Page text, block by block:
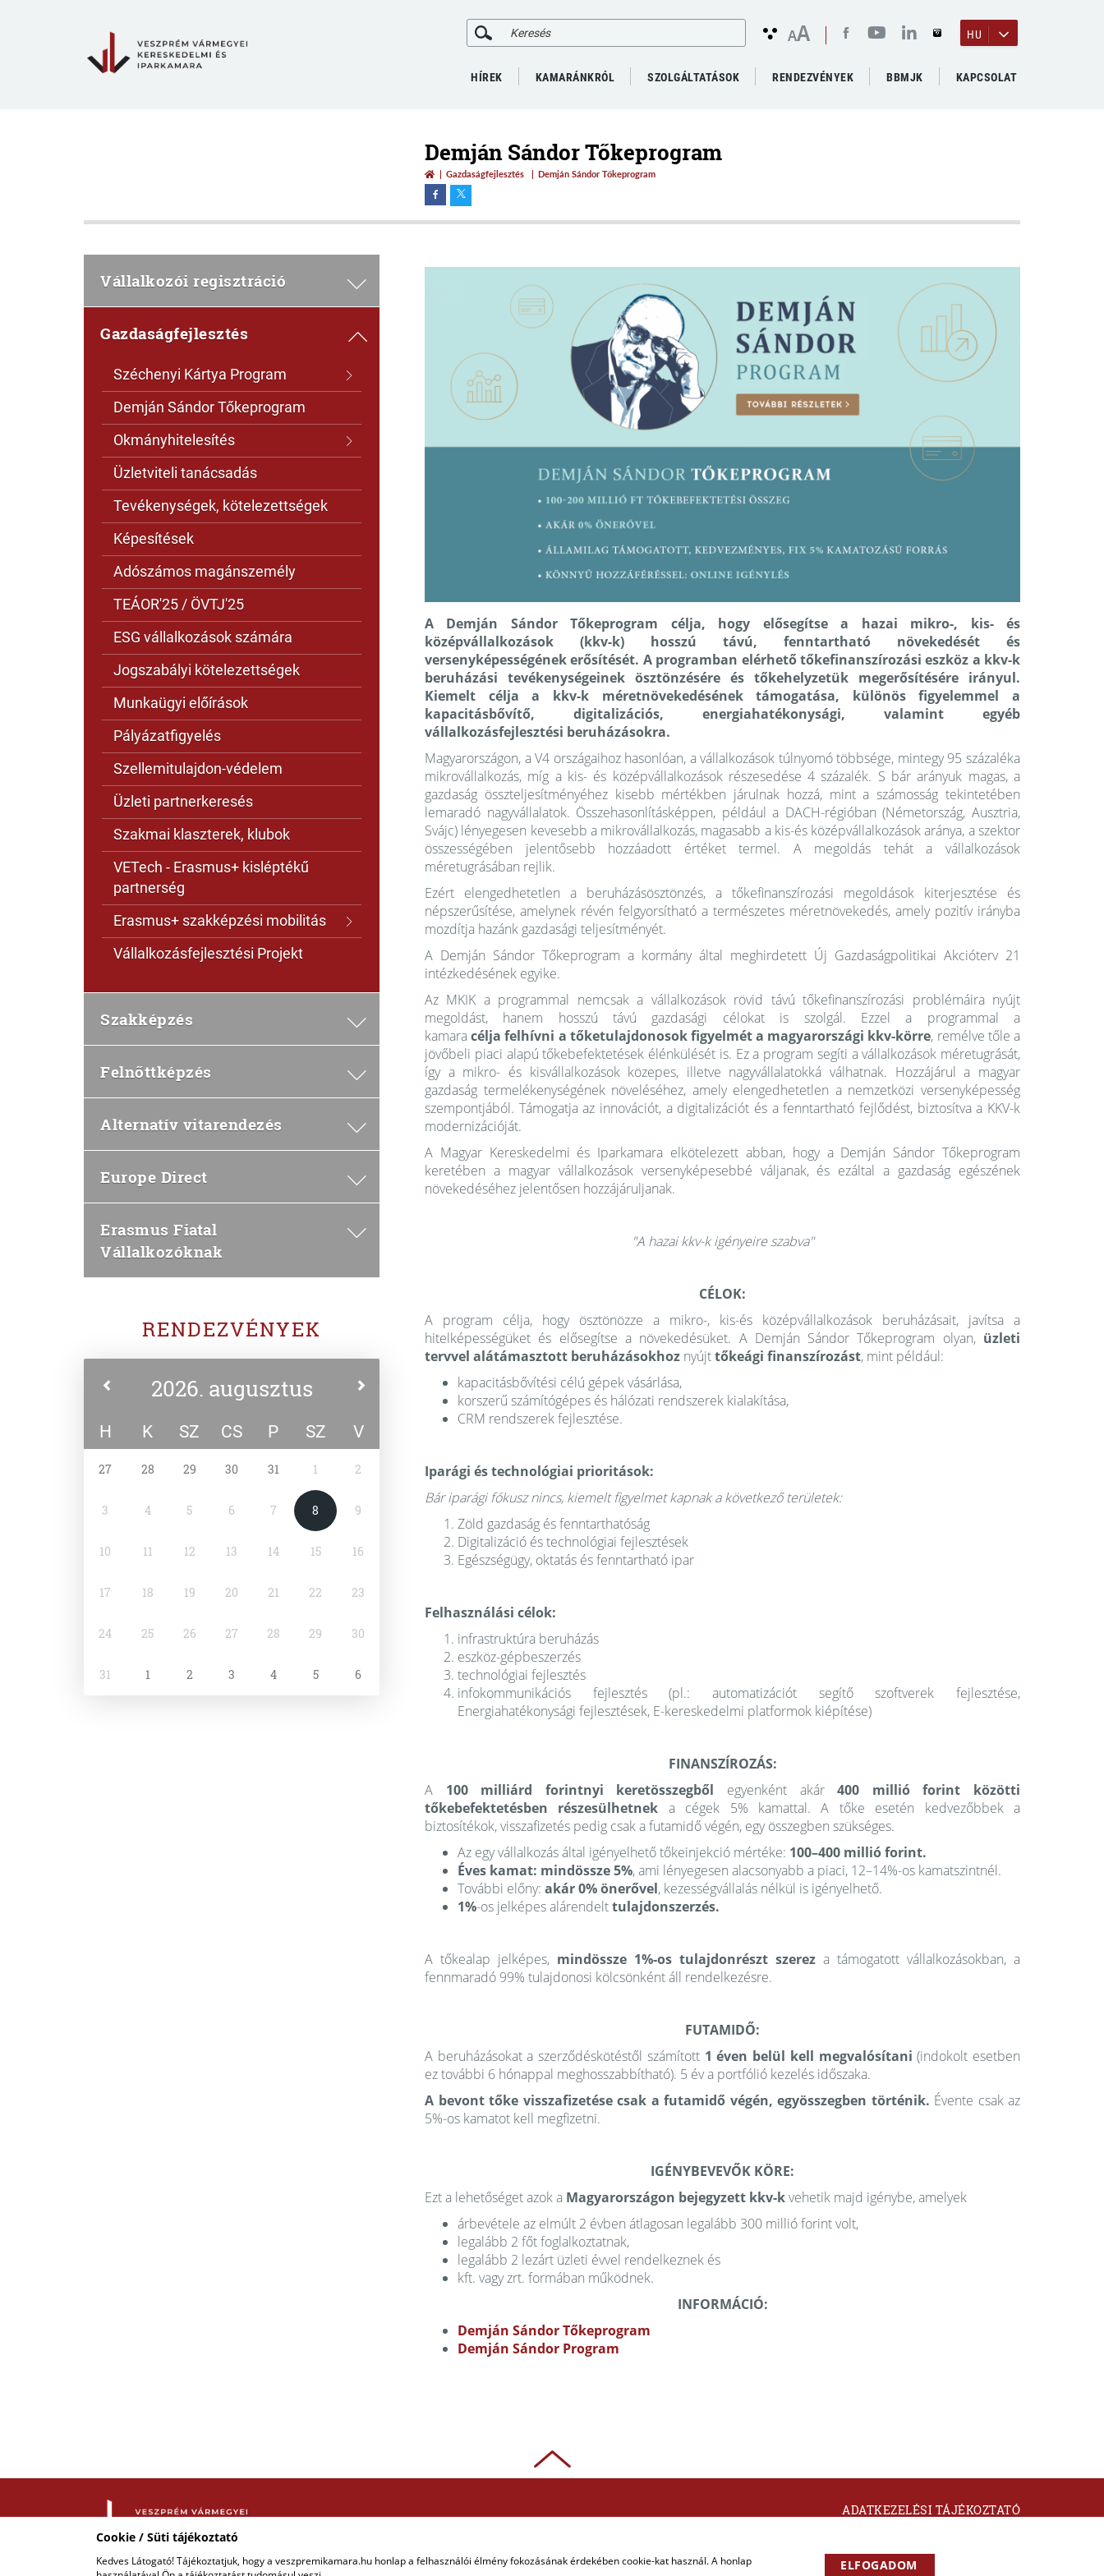
Cookie / Süti tájékoztató
Kedves Látogató! Tájékoztatjuk, hogy a veszpremikamara.hu honlap a felhasználói élmény fokozásának érdekében cookie-kat használ. A honlap
ELFOGADOM
AA HU
HÍREK KAMARÁNKRÓL SZOLGÁLTATÁSOK RENDEZVÉNYEK BBMJK KAPCSOLAT
Demján Sándor Tőkeprogram
Gazdaságfejlesztés Demján Sándor Tőkeprogram
Vállalkozói regisztráció
Gazdaságfejlesztés
Széchenyi Kártya Program
Demján Sándor Tőkeprogram
Okmányhitelesítés
Üzletviteli tanácsadás
Tevékenységek, kötelezettségek
Képesítések
Adószámos magánszemély
TEÁOR'25 / ÖVTJ'25
ESG vállalkozások számára
Jogszabályi kötelezettségek
Munkaügyi előírások
Pályázatfigyelés
Szellemitulajdon-védelem
Üzleti partnerkeresés
Szakmai klaszterek, klubok
VETech - Erasmus+ kisléptékű
partnerség
Erasmus+ szakképzési mobilitás
Vállalkozásfejlesztési Projekt
Szakképzés
Felnőttképzés
Alternatív vitarendezés
Europe Direct
Erasmus Fiatal
Vállalkozóknak
RENDEZVÉNYEK
2026. augusztus
H K SZ CS P SZ V
27 28 29 30 31 1 2
3 4 5 6 7 8 9
10 11 12 13 14 15 16
17 18 19 20 21 22 23
24 25 26 27 28 29 30
31 1 2 3 4 5 6
A Demján Sándor Tőkeprogram célja, hogy elősegítse a hazai mikro-, kis- és
középvállalkozások (kkv-k) hosszú távú, fenntartható növekedését és
versenyképességének erősítését. A programban elérhető tőkefinanszírozási eszköz a kkv-k
beruházási tevékenységeinek ösztönzésére és tőkehelyzetük megerősítésére irányul.
Kiemelt célja a kkv-k méretnövekedésének támogatása, különös figyelemmel a
kapacitásbővítő, digitalizációs, energiahatékonysági, valamint egyéb
vállalkozásfejlesztési beruházásokra.
Magyarországon, a V4 országaihoz hasonlóan, a vállalkozások túlnyomó többsége, mintegy 95 százaléka
mikrovállalkozás, míg a kis- és középvállalkozások részesedése 4 százalék. S bár arányuk magas, a
gazdaság összteljesítményéhez kisebb mértékben járulnak hozzá, mint a számosság tekintetében
lemaradó nagyvállalatok. Összehasonlításképpen, például a DACH-régióban (Németország, Ausztria,
Svájc) lényegesen kevesebb a mikrovállalkozás, magasabb a kis-és középvállalkozások aránya, a szektor
összességében jelentősebb hozzáadott értéket termel. A megoldás tehát a vállalkozások
méretugrásában rejlik.
Ezért elengedhetetlen a beruházásösztönzés, a tőkefinanszírozási megoldások kiterjesztése és
népszerűsítése, amelynek révén felgyorsítható a természetes méretnövekedés, amely pozitív irányba
mozdítja hazánk gazdasági teljesítményét.
A Demján Sándor Tőkeprogram a kormány által meghirdetett Új Gazdaságpolitikai Akcióterv 21
intézkedésének egyike.
Az MKIK a programmal nemcsak a vállalkozások rövid távú tőkefinanszírozási problémáira nyújt
megoldást, hanem hosszú távú gazdasági célokat is szolgál. Ezzel a programmal a
kamaracélja felhívni a tőketulajdonosok figyelmét a magyarországi kkv-körre, remélve tőle a
jövőbeli piaci alapú tőkebefektetések élénkülését is. Ez a program segíti a vállalkozások méretugrását,
így a mikro- és kisvállalkozások közepes, illetve nagyvállalatokká válhatnak. Hozzájárul a magyar
gazdaság termelékenységének növeléséhez, amely elengedhetetlen a nemzetközi versenyképesség
szempontjából. Támogatja az innovációt, a digitalizációt és a fenntartható fejlődést, biztosítva a KKV-k
modernizációját.
A Magyar Kereskedelmi és Iparkamara elkötelezett abban, hogy a Demján Sándor Tőkeprogram
keretében a magyar vállalkozások versenyképesebbé váljanak, és ezáltal a gazdaság egészének
növekedéséhez jelentősen hozzájáruljanak.
"A hazai kkv-k igényeire szabva"
CÉLOK:
A program célja, hogy ösztönözze a mikro-, kis-és középvállalkozások beruházásait, javítsa a
hitelképességüket és elősegítse a növekedésüket. A Demján Sándor Tőkeprogram olyan, üzleti
tervvel alátámasztott beruházásokhoz nyújttőkeági finanszírozást, mint például:
kapacitásbővítési célú gépek vásárlása,
korszerű számítógépes és hálózati rendszerek kialakítása,
CRM rendszerek fejlesztése.
Iparági és technológiai prioritások:
Bár iparági fókusz nincs, kiemelt figyelmet kapnak a következő területek:
Zöld gazdaság és fenntarthatóság
Digitalizáció és technológiai fejlesztések
Egészségügy, oktatás és fenntartható ipar
Felhasználási célok:
infrastruktúra beruházás
eszköz-gépbeszerzés
technológiai fejlesztés
infokommunikációs fejlesztés (pl.: automatizációt segítő szoftverek fejlesztése,
Energiahatékonysági fejlesztések, E-kereskedelmi platformok kiépítése)
FINANSZÍROZÁS:
A 100 milliárd forintnyi keretösszegből egyenként akár400 millió forint közötti
tőkebefektetésben részesülhetnek a cégek 5% kamattal. A tőke esetén kedvezőbbek a
biztosítékok, visszafizetés pedig csak a futamidő végén, egy összegben szükséges.
Az egy vállalkozás által igényelhető tőkeinjekció mértéke: 100–400 millió forint.
Éves kamat: mindössze 5%, ami lényegesen alacsonyabb a piaci, 12–14%-os kamatszintnél.
További előny: akár 0% önerővel, kezességvállalás nélkül is igényelhető.
1%-os jelképes alárendelttulajdonszerzés.
A tőkealap jelképes, mindössze 1%-os tulajdonrészt szerez a támogatott vállalkozásokban, a
fennmaradó 99% tulajdonosi kölcsönként áll rendelkezésre.
FUTAMIDŐ:
A beruházásokat a szerződéskötéstől számított 1 éven belül kell megvalósítani (indokolt esetben
ez további 6 hónappal meghosszabbítható). 5 év a portfólió kezelés időszaka.
A bevont tőke visszafizetése csak a futamidő végén, egyösszegben történik. Évente csak az
5%-os kamatot kell megfizetni.
IGÉNYBEVEVŐK KÖRE:
Ezt a lehetőséget azok a Magyarországon bejegyzett kkv-kvehetik majd igénybe, amelyek
árbevétele az elmúlt 2 évben átlagosan legalább 300 millió forint volt,
legalább 2 főt foglalkoztatnak,
legalább 2 lezárt üzleti évvel rendelkeznek és
kft. vagy zrt. formában működnek.
INFORMÁCIÓ:
Demján Sándor Tőkeprogram
Demján Sándor Program
COPYRIGHT © 2018 - 2026 VKIK. | ALL RIGHTS RESERVED!
ADATKEZELÉSI TÁJÉKOZTATÓ